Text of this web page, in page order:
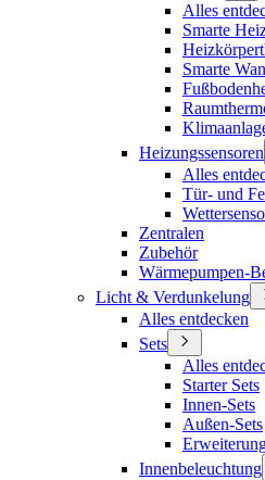
Alles
Smarte
Smarte
Heizungssensoren
Alles
Tür- und
Zentralen
Zubehör
Wärmepumpen-
Licht & Verdunkelung
Alles entdecken
Sets
Alles
Starter Sets
Innen-Sets
Außen-Sets
Innenbeleuchtung